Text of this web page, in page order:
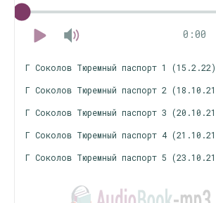
0:00
Г Соколов Тюремный паспорт 1
Г Соколов Тюремный паспорт 2
Г Соколов Тюремный паспорт 3
Г Соколов Тюремный паспорт 4
Г Соколов Тюремный паспорт 5